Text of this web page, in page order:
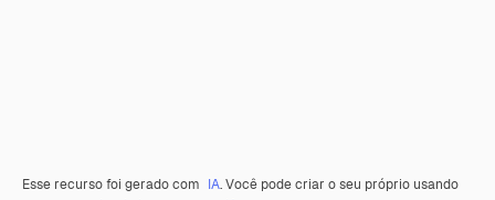
Esse recurso foi gerado com IA. Você pode criar o seu próprio usando